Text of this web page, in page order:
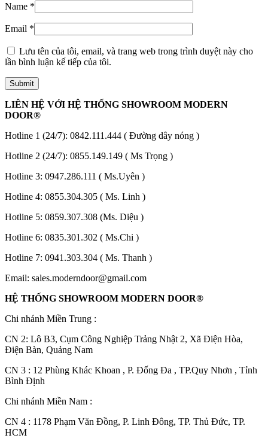
Tuyển Dụng
Đối Tác
Name *
Email *
Lưu tên của tôi, email, và trang web trong trình duyệt này cho
lần bình luận kế tiếp của tôi.
LIÊN HỆ VỚI HỆ THỐNG SHOWROOM MODERN
DOOR®
Hotline 1 (24/7): 0842.111.444 ( Đường dây nóng )
Hotline 2 (24/7): 0855.149.149 ( Ms Trọng )
Hotline 3: 0947.286.111 ( Ms.Uyên )
Hotline 4: 0855.304.305 ( Ms. Linh )
Hotline 5: 0859.307.308 (Ms. Diệu )
Hotline 6: 0835.301.302 ( Ms.Chi )
Hotline 7: 0941.303.304 ( Ms. Thanh )
Email: sales.moderndoor@gmail.com
HỆ THỐNG SHOWROOM MODERN DOOR®
Chi nhánh Miền Trung :
CN 2: Lô B3, Cụm Công Nghiệp Trảng Nhật 2, Xã Điện Hòa,
Điện Bàn, Quảng Nam
CN 3 : 12 Phùng Khác Khoan , P. Đống Đa , TP.Quy Nhơn , Tỉnh
Bình Định
Chi nhánh Miền Nam :
CN 4 : 1178 Phạm Văn Đồng, P. Linh Đông, TP. Thủ Đức, TP.
HCM